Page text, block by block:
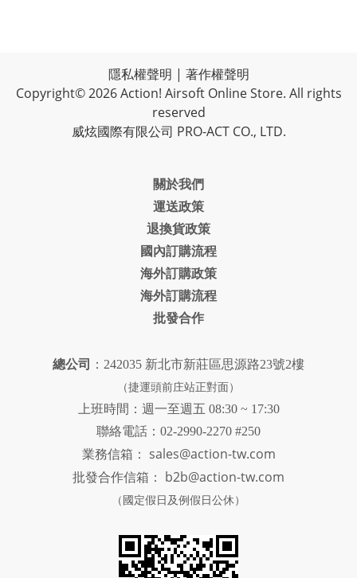
隱私權聲明 | 著作權聲明
Copyright© 2026 Action! Airsoft Online Store. All rights
reserved
威炫國際有限公司 PRO-ACT CO., LTD.
關於我們
運送政策
退換貨政策
國內訂購流程
海外訂購政策
海外訂購流程
批發合作
總公司 ：242035 新北市新莊區思源路23號2樓
（捷運頭前庄站正對面）
上班時間：週一至週五 08:30 ~ 17:30
聯絡電話：02-2990-2270 #250
業務信箱： sales@action-tw.com
批發合作信箱： b2b@action-tw.com
（國定假日及例假日公休）